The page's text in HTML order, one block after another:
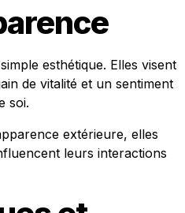
esthétique. Elles visent
de vitalité et un sentiment
soi.
extérieure, elles
leurs interactions